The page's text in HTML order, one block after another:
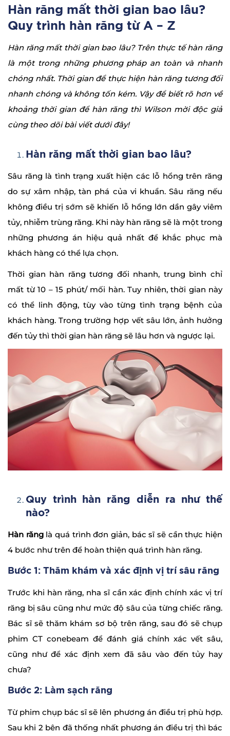
Hàn răng mất thời gian bao lâu?
Quy trình hàn răng từ A – Z
Hàn răng mất thời gian bao lâu? Trên thực tế hàn răng
là một trong những phương pháp an toàn và nhanh
chóng nhất. Thời gian để thực hiện hàn răng tương đối
nhanh chóng và không tốn kém. Vậy để biết rõ hơn về
khoảng thời gian để hàn răng thì Wilson mời độc giả
cùng theo dõi bài viết dưới đây!
Hàn răng mất thời gian bao lâu?
Sâu răng là tình trạng xuất hiện các lỗ hổng trên răng
do sự xâm nhập, tàn phá của vi khuẩn. Sâu răng nếu
không điều trị sớm sẽ khiến lỗ hổng lớn dần gây viêm
tủy, nhiễm trùng răng. Khi này hàn răng sẽ là một trong
những phương án hiệu quả nhất để khắc phục mà
khách hàng có thể lựa chọn.
Thời gian hàn răng tương đối nhanh, trung bình chỉ
mất từ 10 – 15 phút/ mối hàn. Tuy nhiên, thời gian này
có thể linh động, tùy vào từng tình trạng bệnh của
khách hàng. Trong trường hợp vết sâu lớn, ảnh hưởng
đến tủy thì thời gian hàn răng sẽ lâu hơn và ngược lại.
Quy trình hàn răng diễn ra như thế
nào?
Hàn rănglà quá trình đơn giản, bác sĩ sẽ cần thực hiện
4 bước như trên để hoàn thiện quá trình hàn răng.
Bước 1: Thăm khám và xác định vị trí sâu răng
Trước khi hàn răng, nha sĩ cần xác định chính xác vị trí
răng bị sâu cũng như mức độ sâu của từng chiếc răng.
Bác sĩ sẽ thăm khám sơ bộ trên răng, sau đó sẽ chụp
phim CT conebeam để đánh giá chính xác vết sâu,
cũng như để xác định xem đã sâu vào đến tủy hay
chưa?
Bước 2: Làm sạch răng
Từ phim chụp bác sĩ sẽ lên phương án điều trị phù hợp.
Sau khi 2 bên đã thống nhất phương án điều trị thì bác